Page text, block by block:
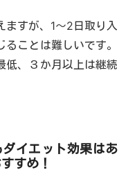
ますが、1～2日取り入
ことは難しいです。
低、３か月以上は継続
イエット効果はあ
すめ！